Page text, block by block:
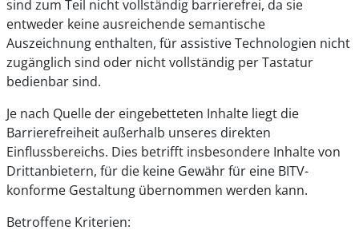
sind zum Teil nicht vollständig barrierefrei, da sie
entweder keine ausreichende semantische
Auszeichnung enthalten, für assistive Technologien nicht
zugänglich sind oder nicht vollständig per Tastatur
bedienbar sind.
Je nach Quelle der eingebetteten Inhalte liegt die
Barrierefreiheit außerhalb unseres direkten
Einflussbereichs. Dies betrifft insbesondere Inhalte von
Drittanbietern, für die keine Gewähr für eine BITV-
konforme Gestaltung übernommen werden kann.
Betroffene Kriterien: